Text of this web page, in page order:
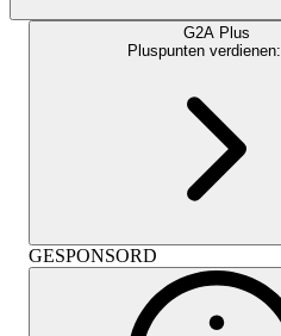
G2A Plus
Pluspunten verdienen:
GESPONSORD